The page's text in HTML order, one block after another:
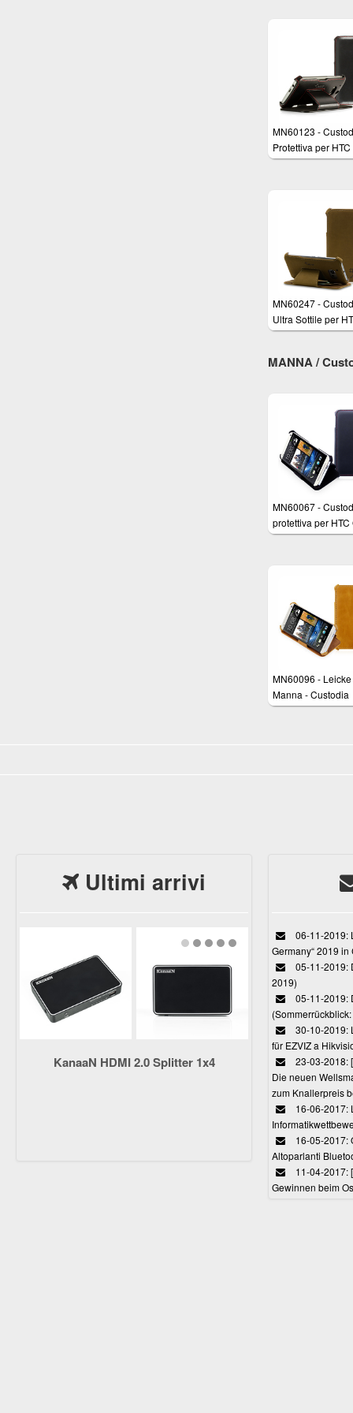
MN60123 -
Protettiva per
M8 in Vera Pelle
Colore Nero
MN60247 -
Ultra Sottile per
One M10 in Vera
funzione
MANNA /
MN60067 -
protettiva per HTC
M7 con funzione di
MN60096 - Leicke
Manna - Custodia
Protettiva per
Ultimi arrivi
KanaaN HDMI 2.0 Splitter 1x4
06-11-2019:
Germany“ 2019
05-11-2019:
2019)
05-11-2019:
30-10-2019:
für EZVIZ a
23-03-2018:
Die neuen
zum Knallerpreis
16-06-2017:
16-05-2017:
Altoparlanti
11-04-2017:
Gewinnen beim